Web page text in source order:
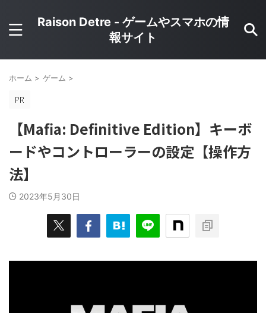
Raison Detre - ゲームやスマホの情
報サイト
ホーム > ゲーム >
【Mafia: Definitive Edition】キーボ
ードやコントローラーの設定【操作方
法】
2023年5月30日